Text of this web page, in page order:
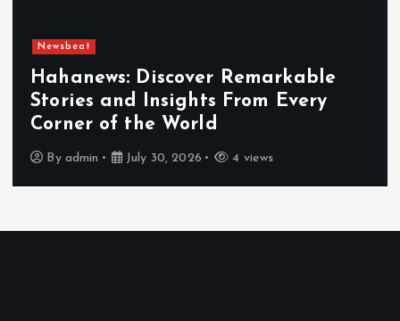
Newsbeat
Hahanews: Discover Remarkable
Stories and Insights From Every
Corner of the World
By admin July 30, 2026 4 views